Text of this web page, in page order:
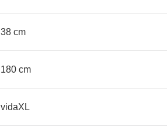
38 cm
180 cm
vidaXL